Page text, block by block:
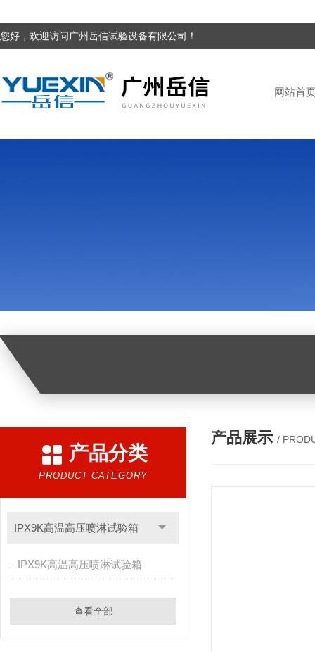
您好，欢迎访问广州岳信试验设备有限公司！
网站首
产品分类
PRODUCT CATEGORY
IPX9K高温高压喷淋试验箱
IPX9K高温高压喷淋试验箱
查看全部
产品展示 /